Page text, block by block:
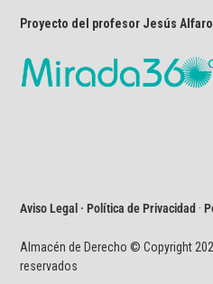
Proyecto del profesor Jesús
Aviso Legal · Política de Privacidad ·
Almacén de Derecho © Copyright
reservados